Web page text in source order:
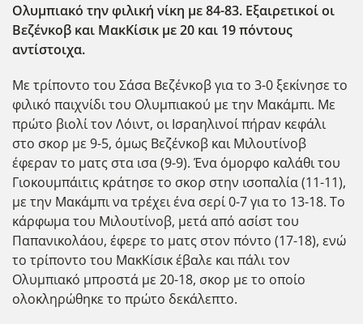
Ολυμπιακό την φιλική νίκη με 84-83. Εξαιρετικοί οι
Βεζένκοβ και ΜακΚίσικ με 20 και 19 πόντους
αντίστοιχα.
Με τρίποντο του Σάσα Βεζένκοβ για το 3-0 ξεκίνησε το
φιλικό παιχνίδι του Ολυμπιακού με την Μακάμπι. Με
πρώτο βιολί τον Λόιντ, οι Ισραηλινοί πήραν κεφάλι
στο σκορ με 9-5, όμως Βεζένκοβ και Μιλουτίνοβ
έφεραν το ματς στα ισα (9-9). Ένα όμορφο καλάθι του
Γιοκουμπάιτις κράτησε το σκορ στην ισοπαλία (11-11),
με την Μακάμπι να τρέχει ένα σερί 0-7 για το 13-18. Το
κάρφωμα του Μιλουτίνοβ, μετά από ασίστ του
Παπανικολάου, έφερε το ματς στον πόντο (17-18), ενώ
το τρίποντο του ΜακΚίσικ έβαλε και πάλι τον
Ολυμπιακό μπροστά με 20-18, σκορ με το οποίο
ολοκληρώθηκε το πρώτο δεκάλεπτο.